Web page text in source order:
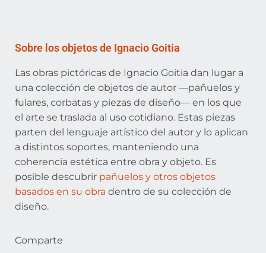
Sobre los objetos de Ignacio Goitia
Las obras pictóricas de Ignacio Goitia dan lugar a
una colección de objetos de autor —pañuelos y
fulares, corbatas y piezas de diseño— en los que
el arte se traslada al uso cotidiano. Estas piezas
parten del lenguaje artístico del autor y lo aplican
a distintos soportes, manteniendo una
coherencia estética entre obra y objeto. Es
posible descubrir pañuelos y otros objetos
basados en su obra dentro de su colección de
diseño.
Comparte